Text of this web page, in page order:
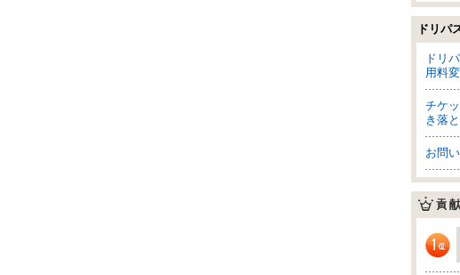
ドリパ
ドリ
用料
チケ
き落
お問
貢献度